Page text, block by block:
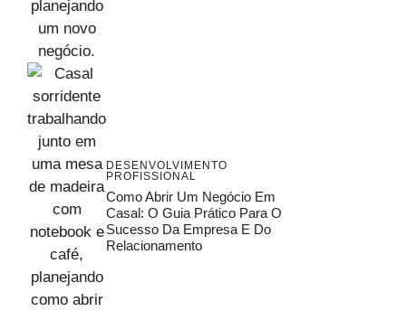
DESENVOLVIMENTO
PROFISSIONAL
Como Abrir Um Negócio Em
Casal: O Guia Prático Para O
Sucesso Da Empresa E Do
Relacionamento